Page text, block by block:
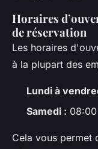
Horaires
de réservation
Les horaires
à la plupart des
Lundi à
Samedi :
Cela vous permet